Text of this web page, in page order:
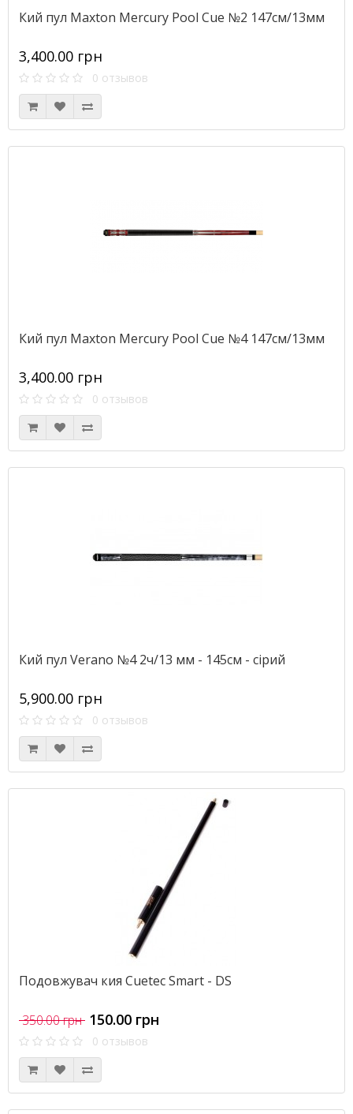
Кий пул Maxton Mercury Pool Cue №2 147см/13мм
3,400.00 грн
0 отзывов
Кий пул Maxton Mercury Pool Cue №4 147см/13мм
3,400.00 грн
0 отзывов
Кий пул Verano №4 2ч/13 мм - 145см - сірий
5,900.00 грн
0 отзывов
Подовжувач кия Cuetec Smart - DS
350.00 грн 150.00 грн
0 отзывов